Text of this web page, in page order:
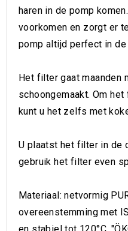
haren in de pomp
voorkomen en zorgt er
pomp altijd perfect in de
Het filter gaat maanden
schoongemaakt. Om
kunt u het zelfs met
U plaatst het filter in de
gebruik het filter even
Materiaal: netvormig
overeenstemming met